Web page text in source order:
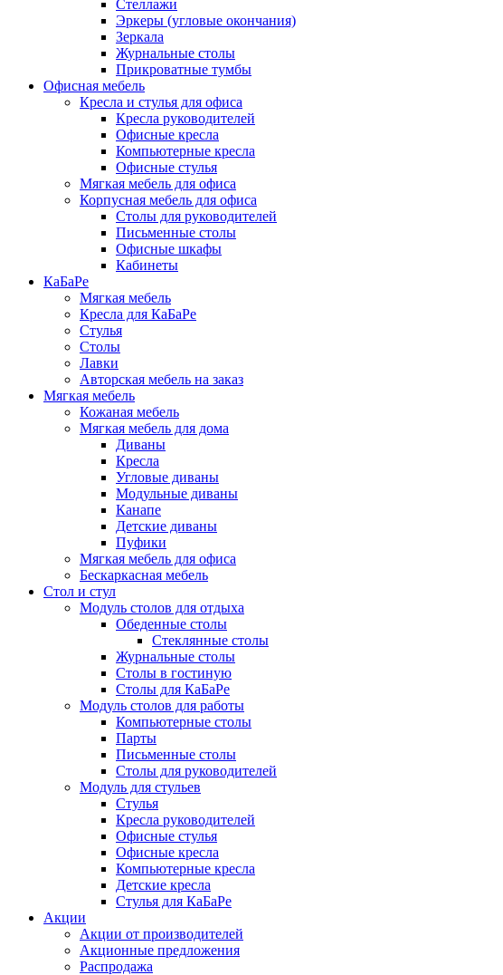
Стеллажи
Эркеры (угловые окончания)
Зеркала
Журнальные столы
Прикроватные тумбы
Офисная мебель
Кресла и стулья для офиса
Кресла руководителей
Офисные кресла
Компьютерные кресла
Офисные стулья
Мягкая мебель для офиса
Корпусная мебель для офиса
Столы для руководителей
Письменные столы
Офисные шкафы
Кабинеты
КаБаРе
Мягкая мебель
Кресла для КаБаРе
Стулья
Столы
Лавки
Авторская мебель на заказ
Мягкая мебель
Кожаная мебель
Мягкая мебель для дома
Диваны
Кресла
Угловые диваны
Модульные диваны
Канапе
Детские диваны
Пуфики
Мягкая мебель для офиса
Бескаркасная мебель
Стол и стул
Модуль столов для отдыха
Обеденные столы
Стеклянные столы
Журнальные столы
Столы в гостиную
Столы для КаБаРе
Модуль столов для работы
Компьютерные столы
Парты
Письменные столы
Столы для руководителей
Модуль для стульев
Стулья
Кресла руководителей
Офисные стулья
Офисные кресла
Компьютерные кресла
Детские кресла
Стулья для КаБаРе
Акции
Акции от производителей
Акционные предложения
Распродажа